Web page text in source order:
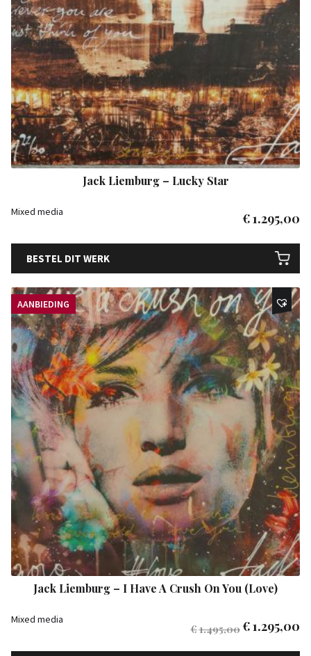
Jack Liemburg – Lucky Star
Mixed media €1.295,00
BESTEL DIT WERK
AANBIEDING
Jack Liemburg – I Have A Crush On You (Love)
Mixed media
€1.495,00€1.295,00